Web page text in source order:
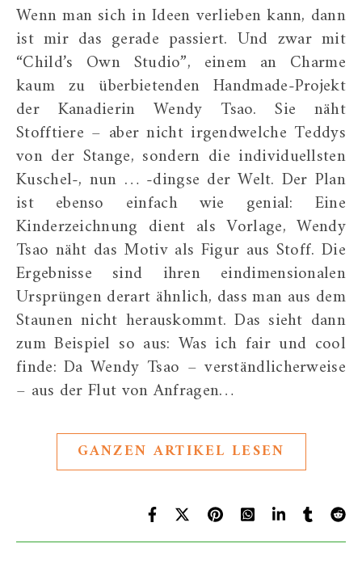
Wenn man sich in Ideen verlieben kann, dann
ist mir das gerade passiert. Und zwar mit
“Child’s Own Studio”, einem an Charme
kaum zu überbietenden Handmade-Projekt
der Kanadierin Wendy Tsao. Sie näht
Stofftiere – aber nicht irgendwelche Teddys
von der Stange, sondern die individuellsten
Kuschel-, nun … -dingse der Welt. Der Plan
ist ebenso einfach wie genial: Eine
Kinderzeichnung dient als Vorlage, Wendy
Tsao näht das Motiv als Figur aus Stoff. Die
Ergebnisse sind ihren eindimensionalen
Ursprüngen derart ähnlich, dass man aus dem
Staunen nicht herauskommt. Das sieht dann
zum Beispiel so aus: Was ich fair und cool
finde: Da Wendy Tsao – verständlicherweise
– aus der Flut von Anfragen…
GANZEN ARTIKEL LESEN